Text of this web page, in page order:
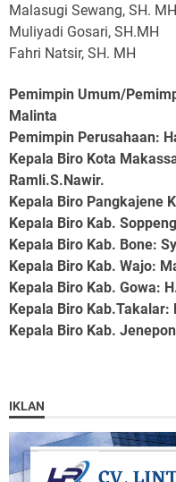
Malasugi Sewang, SH. MH
Muliyadi Gosari, SH.MH
Fahri Natsir, SH. MH
Pemimpin Umum/
Malinta
Pemimpin Perusahaan:
Kepala Biro Kota
Ramli.S.Nawir.
Kepala Biro Pangkajene
Kepala Biro Kab. Soppeng
Kepala Biro Kab. Bone:
Kepala Biro Kab. Wajo:
Kepala Biro Kab. Gowa:
Kepala Biro Kab.Takalar:
Kepala Biro Kab.
IKLAN